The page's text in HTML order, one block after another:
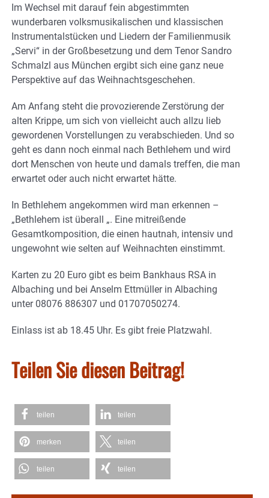
Im Wechsel mit darauf fein abgestimmten
wunderbaren volksmusikalischen und klassischen
Instrumentalstücken und Liedern der Familienmusik
„Servi“ in der Großbesetzung und dem Tenor Sandro
Schmalzl aus München ergibt sich eine ganz neue
Perspektive auf das Weihnachtsgeschehen.
Am Anfang steht die provozierende Zerstörung der
alten Krippe, um sich von vielleicht auch allzu lieb
gewordenen Vorstellungen zu verabschieden. Und so
geht es dann noch einmal nach Bethlehem und wird
dort Menschen von heute und damals treffen, die man
erwartet oder auch nicht erwartet hätte.
In Bethlehem angekommen wird man erkennen –
„Bethlehem ist überall „. Eine mitreißende
Gesamtkomposition, die einen hautnah, intensiv und
ungewohnt wie selten auf Weihnachten einstimmt.
Karten zu 20 Euro gibt es beim Bankhaus RSA in
Albaching und bei Anselm Ettmüller in Albaching
unter 08076 886307 und 01707050274.
Einlass ist ab 18.45 Uhr. Es gibt freie Platzwahl.
Teilen Sie diesen Beitrag!
teilen teilen
merken teilen
teilen teilen